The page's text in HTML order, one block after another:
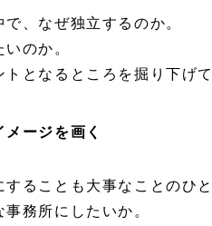
、なぜ独立するのか。
のか。
となるところを掘り下げ
ージを画く
ることも大事なことのひと
務所にしたいか。